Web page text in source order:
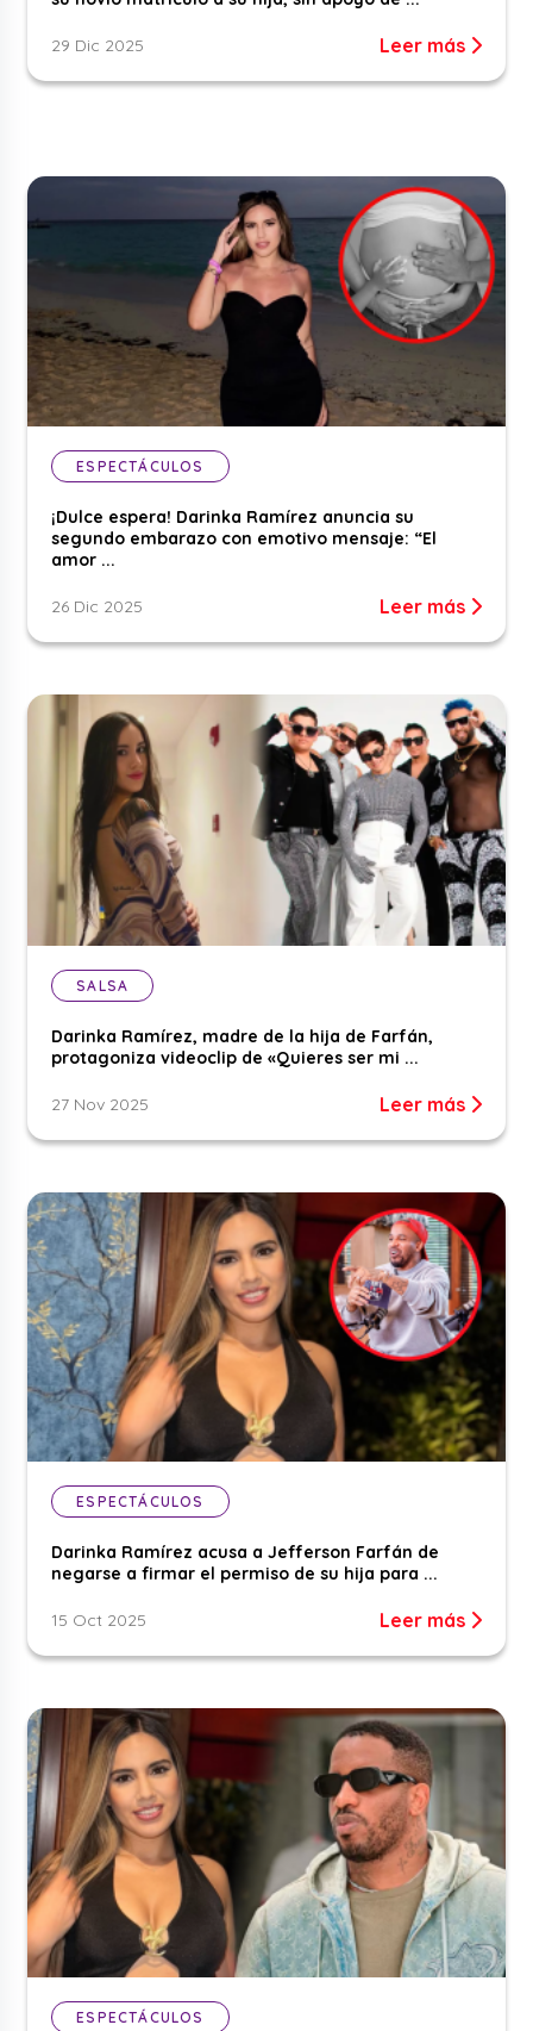
29 Dic 2025 Leer más
ESPECTÁCULOS
¡Dulce espera! Darinka Ramírez anuncia su
segundo embarazo con emotivo mensaje: “El
amor ...
26 Dic 2025 Leer más
SALSA
Darinka Ramírez, madre de la hija de Farfán,
protagoniza videoclip de «Quieres ser mi ...
27 Nov 2025 Leer más
ESPECTÁCULOS
Darinka Ramírez acusa a Jefferson Farfán de
negarse a firmar el permiso de su hija para ...
15 Oct 2025 Leer más
ESPECTÁCULOS